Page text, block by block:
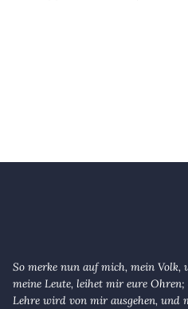
So merke nun auf mich, mein Volk,
meine Leute, leihet mir eure Ohren;
Lehre wird von mir ausgehen, und